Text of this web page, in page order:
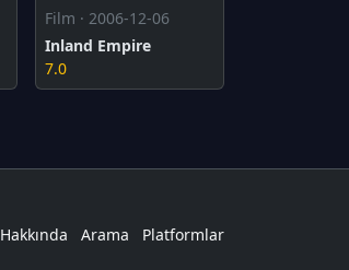
Film · 2006-12-06
Inland Empire
7.0
Hakkında Arama Platformlar